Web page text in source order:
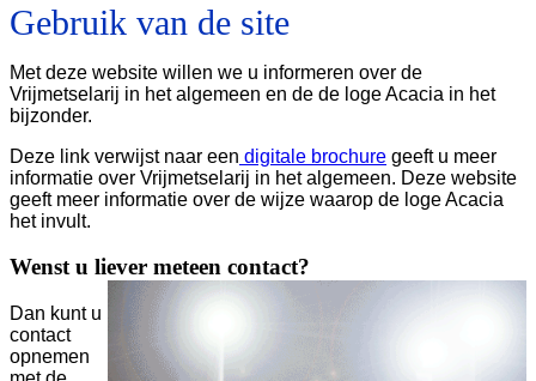
Gebruik van de site
Met deze website willen we u informeren over de
Vrijmetselarij in het algemeen en de de loge Acacia in het
bijzonder.
Deze link verwijst naar een digitale brochure geeft u meer
informatie over Vrijmetselarij in het algemeen. Deze website
geeft meer informatie over de wijze waarop de loge Acacia
het invult.
Wenst u liever meteen contact?
Dan kunt u
contact
opnemen